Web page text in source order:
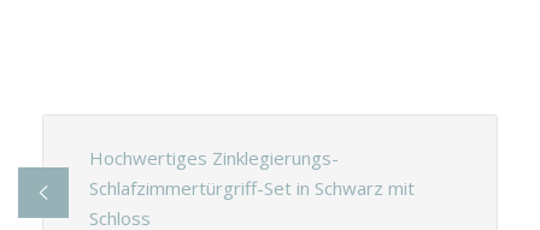
Hochwertiges Zinklegierungs-
Schlafzimmertürgriff-Set in Schwarz mit
Schloss